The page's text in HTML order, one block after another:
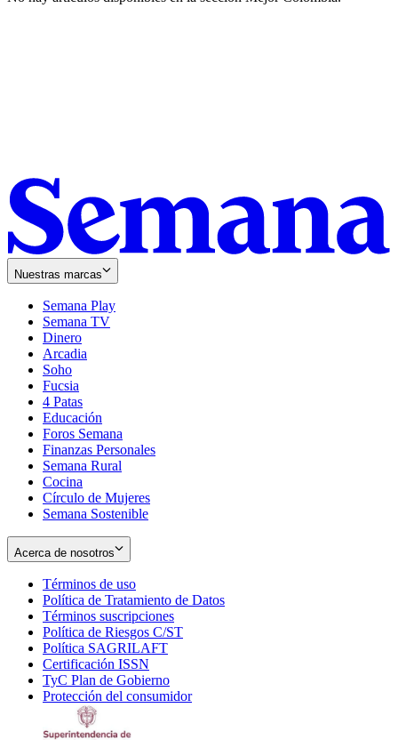
Nuestras marcas
Semana Play
Semana TV
Dinero
Arcadia
Soho
in
new
window
Fucsia
in
new
window
4 Patas
Educación
Foros Semana
Finanzas Personales
Semana Rural
Cocina
Círculo de Mujeres
Semana Sostenible
Acerca de nosotros
Términos de uso
in
new
window
Política de Tratamiento de Datos
Términos suscripciones
in
Política de Riesgos C/ST
Política SAGRILAFT
new
window
Certificación ISSN
in
new
TyC Plan de Gobierno
in
Protección del consumidorOpens